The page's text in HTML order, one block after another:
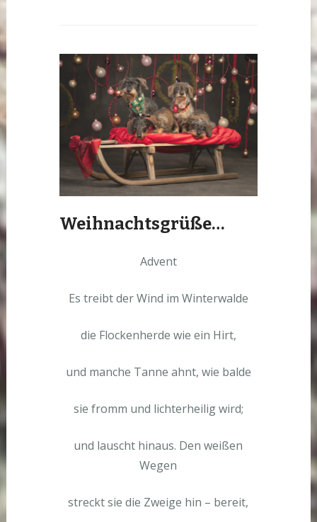
Weihnachtsgrüße…
Advent
Es treibt der Wind im Winterwalde
die Flockenherde wie ein Hirt,
und manche Tanne ahnt, wie balde
sie fromm und lichterheilig wird;
und lauscht hinaus. Den weißen
Wegen
streckt sie die Zweige hin – bereit,